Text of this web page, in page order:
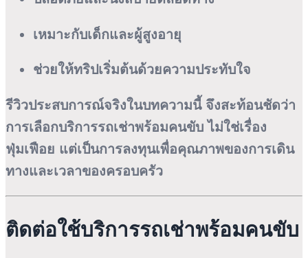
เหมาะกับเด็กและผู้สูงอายุ
ช่วยให้ทริปเริ่มต้นด้วยความประทับใจ
รีวิวประสบการณ์จริงในบทความนี้ จึงสะท้อนชัดว่า
การเลือกบริการรถเช่าพร้อมคนขับ ไม่ใช่เรื่อง
ฟุ่มเฟือย แต่เป็นการลงทุนเพื่อคุณภาพของการเดิน
ทางและเวลาของครอบครัว
ติดต่อใช้บริการรถเช่าพร้อมคนขับ